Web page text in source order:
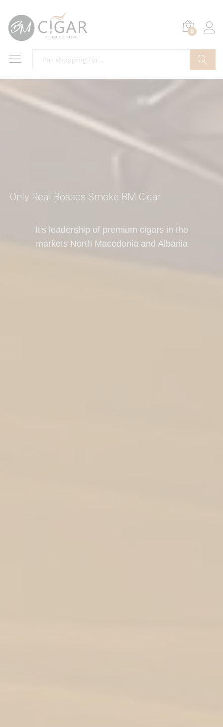
0
Search
Only Real Bosses Smoke BM Cigar
It's leadership of premium cigars in the
markets North Macedonia and Albania